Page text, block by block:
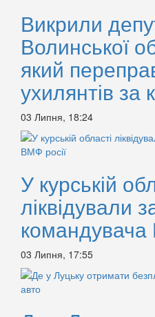
Викрили
Волинської
який
ухилянтів за
03 Липня, 18:24
У курській
ліквідували
командувача
03 Липня, 17:55